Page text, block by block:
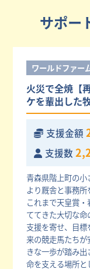
サポー
ワールドファー
火災で全焼【
ケを輩出した
支援金額
支援数
青森県階上町の
より厩舎と事務所
これまで天皇賞
ててきた大切な
支援を寄せ、目
来の競走馬たち
きな一歩が踏み
命を支える場所